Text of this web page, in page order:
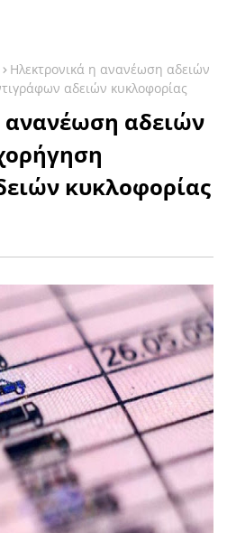
Ηλεκτρονικά η ανανέωση αδειών
αδειών κυκλοφορίας
ανανέωση αδειών
κυκλοφορίας